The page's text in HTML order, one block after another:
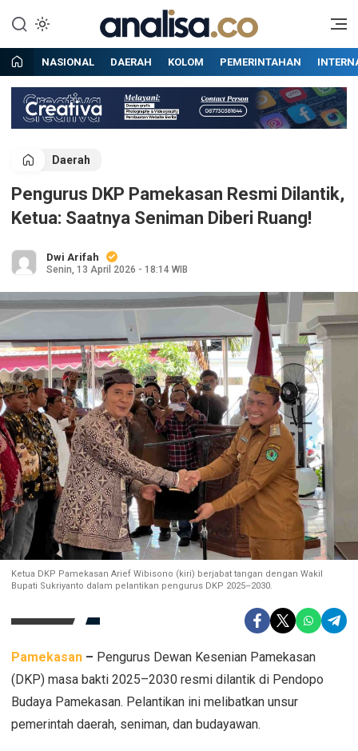
konten
Analisa
Situs berita online terpercaya
NASIONAL DAERAH KOLOM PEMERINTAHAN
Daerah
Pengurus DKP Pamekasan Resmi Dilantik,
Ketua: Saatnya Seniman Diberi Ruang!
Dwi Arifah
Senin, 13 April 2026 - 18:14 WIB
Ketua DKP Pamekasan Arief Wibisono (kiri) berjabat tangan dengan Wakil
Bupati Sukriyanto dalam pelantikan pengurus DKP 2025–2030.
Pamekasan – Pengurus Dewan Kesenian Pamekasan
(DKP) masa bakti 2025–2030 resmi dilantik di Pendopo
Budaya Pamekasan. Pelantikan ini melibatkan unsur
pemerintah daerah, seniman, dan budayawan.